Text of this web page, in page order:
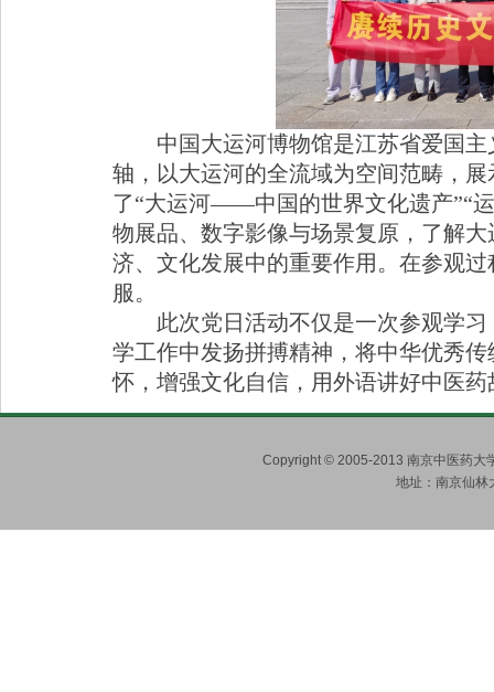
中国大运河博物馆是江苏省爱国
轴，以大运河的全流域为空间范畴，
了“大运河——中国的世界文化遗产”“
物展品、数字影像与场景复原，了解
济、文化发展中的重要作用。在参观
服。
此次党日活动不仅是一次参观学
学工作中发扬拼搏精神，将中华优秀
怀，增强文化自信，用外语讲好中医
Copyright © 2005-2013 南京中医药大
地址：南京仙林